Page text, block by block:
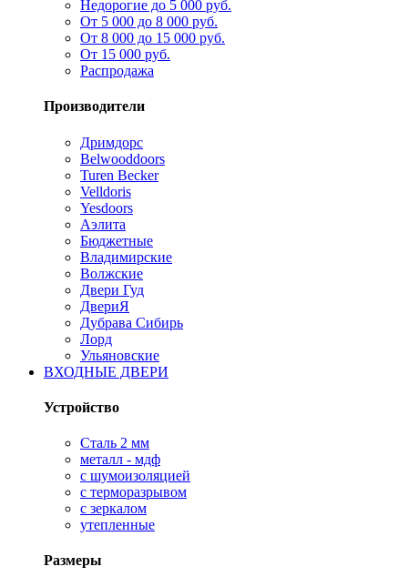
Недорогие до 5 000 руб.
От 5 000 до 8 000 руб.
От 8 000 до 15 000 руб.
От 15 000 руб.
Распродажа
Производители
Дримдорс
Belwooddoors
Turen Becker
Velldoris
Yesdoors
Аэлита
Бюджетные
Владимирские
Волжские
Двери Гуд
ДвериЯ
Дубрава Сибирь
Лорд
Ульяновские
ВХОДНЫЕ ДВЕРИ
Устройство
Сталь 2 мм
металл - мдф
с шумоизоляцией
с терморазрывом
с зеркалом
утепленные
Размеры